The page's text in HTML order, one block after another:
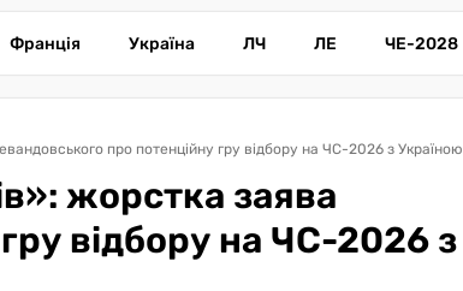
Франція Україна ЛЧ ЛЕ ЧЕ-2028
про потенційну гру відбору на ЧС-2026 з Україною
жорстка заява
відбору на ЧС-2026 з